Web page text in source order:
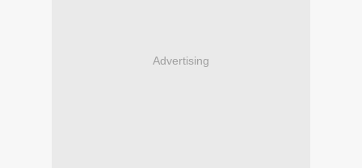
Advertising